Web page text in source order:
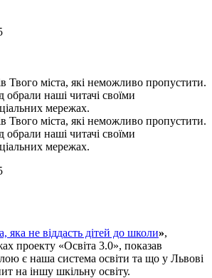
Твого міста, які неможливо пропустити.
обрали наші читачі своїми
мережах.
Твого міста, які неможливо пропустити.
обрали наші читачі своїми
мережах.
яка не віддасть дітей до школи»,
проекту «Освіта 3.0», показав
є наша система освіти та що у Львові
на іншу шкільну освіту.